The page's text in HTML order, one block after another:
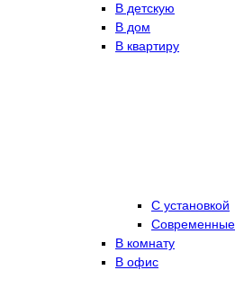
В детскую
В дом
В квартиру
С установкой
Современные
В комнату
В офис